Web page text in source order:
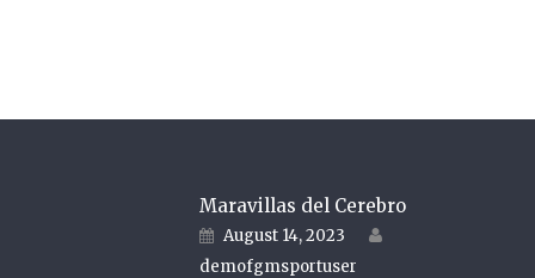
Maravillas del Cerebro
Posted on
August 14, 2023
demofgmsportuser